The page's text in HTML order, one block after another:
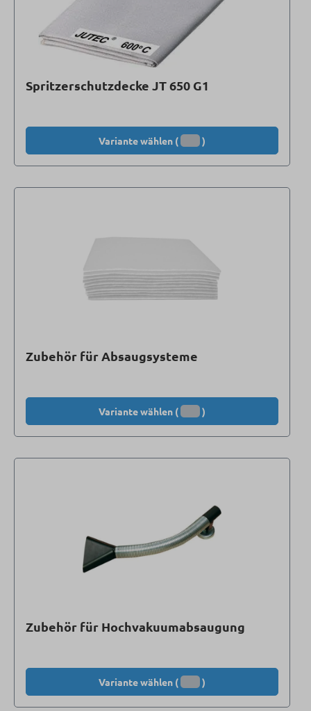
Spritzerschutzdecke JT 650 G1
Variante wählen ( )
Zubehör für Absaugsysteme
Variante wählen ( )
Zubehör für Hochvakuumabsaugung
Variante wählen ( )